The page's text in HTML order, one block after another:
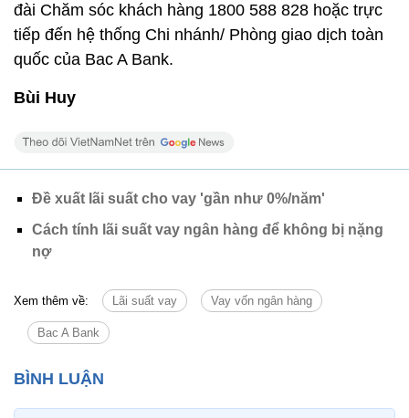
đài Chăm sóc khách hàng 1800 588 828 hoặc trực
tiếp đến hệ thống Chi nhánh/ Phòng giao dịch toàn
quốc của Bac A Bank.
Bùi Huy
Đề xuất lãi suất cho vay 'gần như 0%/năm'
Cách tính lãi suất vay ngân hàng để không bị nặng
nợ
Xem thêm về: Lãi suất vay Vay vốn ngân hàng
Bac A Bank